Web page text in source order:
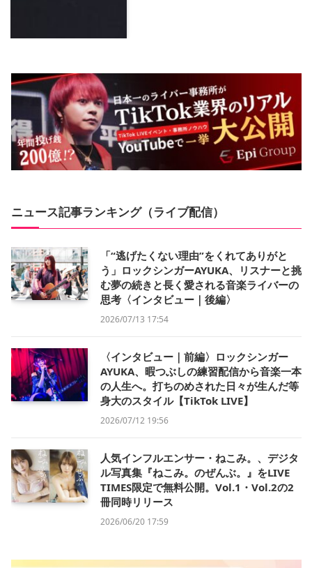
ニュース記事ランキング（ライブ配信）
「“逃げたくない理由”をくれてありがと
う」ロックシンガーAYUKA、リスナーと挑
む夢の続きと長く愛される音楽ライバーの
思考〈インタビュー｜後編〉
2026/07/13 17:54
〈インタビュー｜前編〉ロックシンガー
AYUKA、暇つぶしの練習配信から音楽一本
の人生へ。打ちのめされた日々が生んだ等
身大のスタイル【TikTok LIVE】
2026/07/12 19:56
人気インフルエンサー・ねこみ。、デジタ
ル写真集『ねこみ。のぜんぶ。』をLIVE
TIMES限定で無料公開。Vol.1・Vol.2の2
冊同時リリース
2026/06/20 17:59